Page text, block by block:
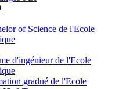
of Science de l'Ecole
d'ingénieur de l'Ecole
gradué de l'Ecole